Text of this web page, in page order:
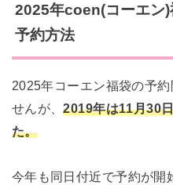
2025年coen(コーエン)
予約方法
2025年コーエン福袋の予
せんが、2019年は11月30
た。
今年も同日付近で予約が開